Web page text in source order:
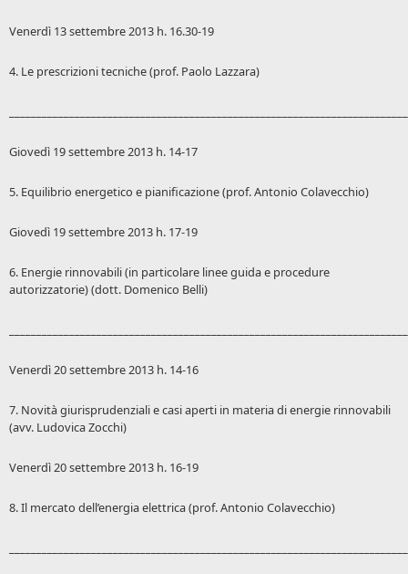
Venerdì 13 settembre 2013 h. 16.30-19
4. Le prescrizioni tecniche (prof. Paolo Lazzara)
Giovedì 19 settembre 2013 h. 14-17
5. Equilibrio energetico e pianificazione (prof. Antonio Colavecchio)
Giovedì 19 settembre 2013 h. 17-19
6. Energie rinnovabili (in particolare linee guida e procedure
autorizzatorie) (dott. Domenico Belli)
Venerdì 20 settembre 2013 h. 14-16
7. Novità giurisprudenziali e casi aperti in materia di energie rinnovabili
(avv. Ludovica Zocchi)
Venerdì 20 settembre 2013 h. 16-19
8. Il mercato dell’energia elettrica (prof. Antonio Colavecchio)